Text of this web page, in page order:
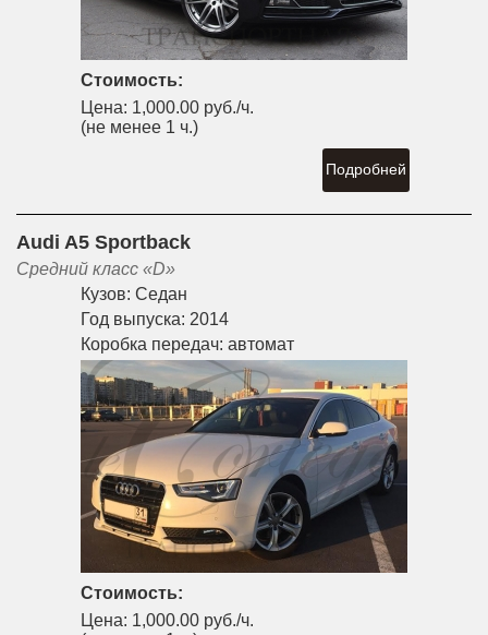
Стоимость:
Цена: 1,000.00 руб./ч.
(не менее 1 ч.)
Подробней
Audi A5 Sportback
Средний класс «D»
Кузов: Седан
Год выпуска: 2014
Коробка передач: автомат
Стоимость:
Цена: 1,000.00 руб./ч.